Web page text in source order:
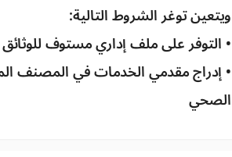
ويتعين توغر الشروط التالية:
• التوفر على ملف إداري مستوف للوثائق
• إدراج مقدمي الخدمات في المصنف
الصحي